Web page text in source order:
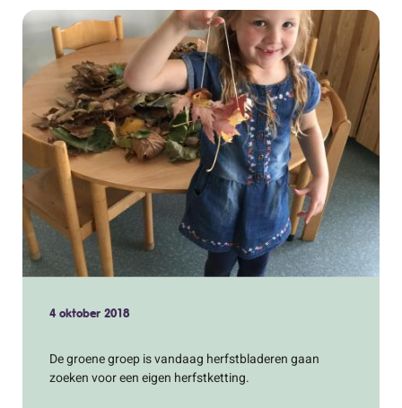
4 oktober 2018
De groene groep is vandaag herfstbladeren gaan
zoeken voor een eigen herfstketting.